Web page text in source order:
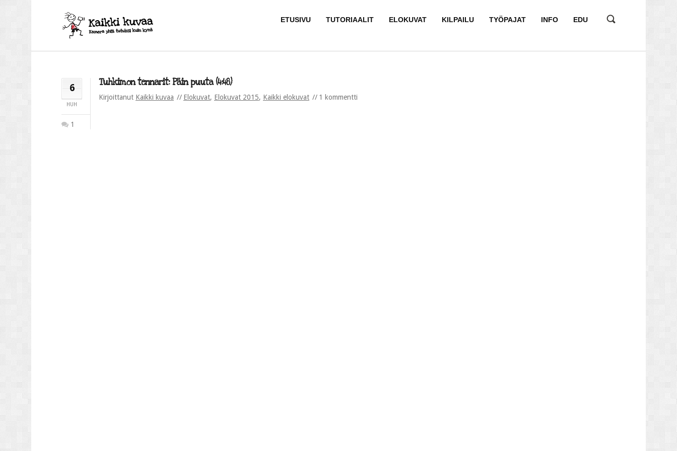
ETUSIVU TUTORIAALIT ELOKUVAT KILPAILU TYÖPAJAT INFO EDU
6
HUH
1
Tuhkimon tennarit: Päin puuta (4:48)
Kirjoittanut Kaikki kuvaa Elokuvat, Elokuvat 2015, Kaikki elokuvat 1 kommentti